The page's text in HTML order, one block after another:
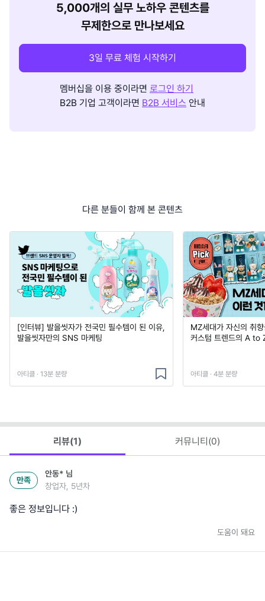
5,000개의 실무 노하우 콘텐츠를
무제한으로 만나보세요
3일 무료 체험 시작하기
멤버십을 이용 중이라면 로그인 하기
B2B 기업 고객이라면 B2B 서비스 안내
다른 분들이 함께 본 콘텐츠
[인터뷰] 발을씻자가 전국민 필수템이 된 이유,
발을씻자만의 SNS 마케팅
아티클 · 13분 분량
MZ세대가 자신의 취
커스텀 트렌드의 A to
아티클 · 4분 분량
리뷰(1) 커뮤니티(0)
만족
안동* 님
창업자, 5년차
좋은 정보입니다 :)
도움이 돼요